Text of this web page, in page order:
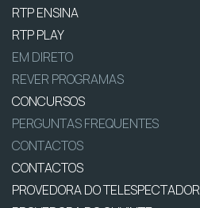
RTP ENSINA
RTP PLAY
EM DIRETO
REVER PROGRAMAS
CONCURSOS
PERGUNTAS FREQUENTES
CONTACTOS
CONTACTOS
PROVEDORA DO TELESPECTADOR